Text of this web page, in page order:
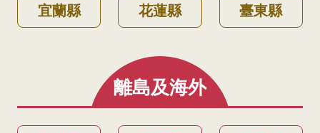
宜蘭縣 花蓮縣 臺東縣
離島及海外